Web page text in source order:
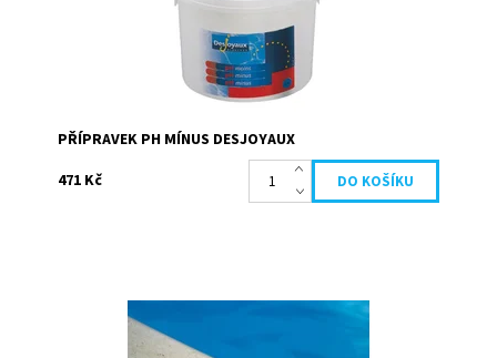
PŘÍPRAVEK PH MÍNUS DESJOYAUX
471 Kč
Tester umožňuje analyzovat hodnotu pH a chloru
bazénové vody. Ideální hodnoty pH, přičemž neutrální pH
je mezi 7,2 a 7,4. Neutrální pH...